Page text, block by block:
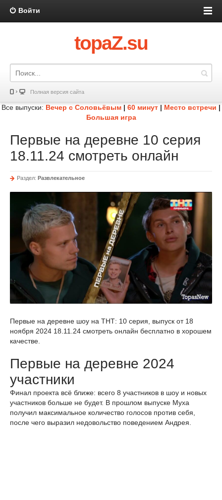
Войти
topaZ.su
Полная версия сайта
Все выпуски: Вечер с Соловьёвым | 60 минут | Место встречи |
Большая игра
Первые на деревне 10 серия
18.11.24 смотреть онлайн
Раздел: Развлекательное
Первые на деревне шоу на ТНТ: 10 серия, выпуск от 18
ноября 2024 18.11.24 смотреть онлайн бесплатно в хорошем
качестве.
Первые на деревне 2024
участники
Финал проекта всё ближе: всего 8 участников в шоу и новых
участников больше не будет. В прошлом выпуске Муха
получил максимальное количество голосов против себя,
после чего выразил недовольство поведением Андрея.